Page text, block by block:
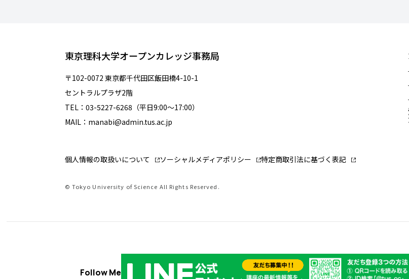
東京理科大学オープンカレッジ事務局
〒102-0072 東京都千代田区飯田橋4-10-1
セントラルプラザ2階
TEL：03-5227-6268（平日9:00～17:00）
MAIL：manabi@admin.tus.ac.jp
個人情報の取扱いについて ソーシャルメディアポリシー 特定商取引法に基づく表記
© Tokyo University of Science All Rights Reserved.
Follow Me